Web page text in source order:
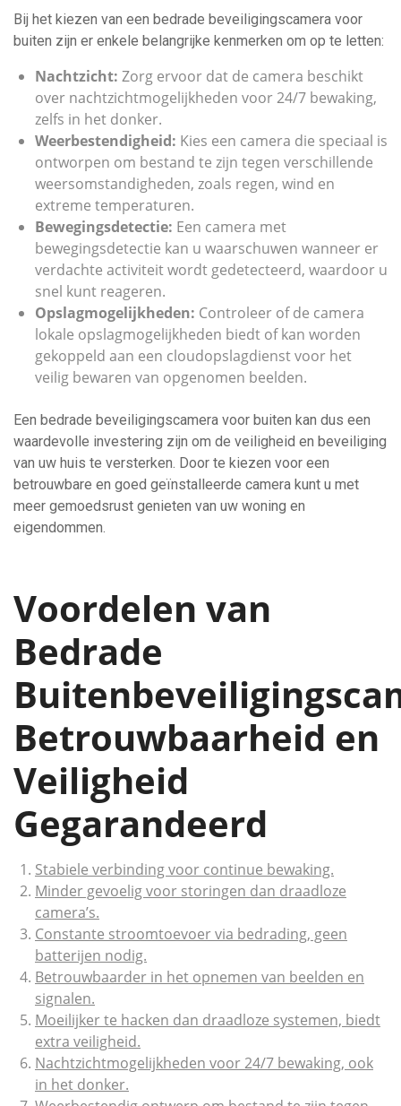
Bij het kiezen van een bedrade beveiligingscamera voor
buiten zijn er enkele belangrijke kenmerken om op te letten:
Nachtzicht: Zorg ervoor dat de camera beschikt
over nachtzichtmogelijkheden voor 24/7 bewaking,
zelfs in het donker.
Weerbestendigheid: Kies een camera die speciaal is
ontworpen om bestand te zijn tegen verschillende
weersomstandigheden, zoals regen, wind en
extreme temperaturen.
Bewegingsdetectie: Een camera met
bewegingsdetectie kan u waarschuwen wanneer er
verdachte activiteit wordt gedetecteerd, waardoor u
snel kunt reageren.
Opslagmogelijkheden: Controleer of de camera
lokale opslagmogelijkheden biedt of kan worden
gekoppeld aan een cloudopslagdienst voor het
veilig bewaren van opgenomen beelden.
Een bedrade beveiligingscamera voor buiten kan dus een
waardevolle investering zijn om de veiligheid en beveiliging
van uw huis te versterken. Door te kiezen voor een
betrouwbare en goed geïnstalleerde camera kunt u met
meer gemoedsrust genieten van uw woning en
eigendommen.
Voordelen van
Bedrade
Betrouwbaarheid en
Veiligheid
Gegarandeerd
Stabiele verbinding voor continue bewaking.
Minder gevoelig voor storingen dan draadloze
camera’s.
Constante stroomtoevoer via bedrading, geen
batterijen nodig.
Betrouwbaarder in het opnemen van beelden en
signalen.
Moeilijker te hacken dan draadloze systemen, biedt
extra veiligheid.
Nachtzichtmogelijkheden voor 24/7 bewaking, ook
in het donker.